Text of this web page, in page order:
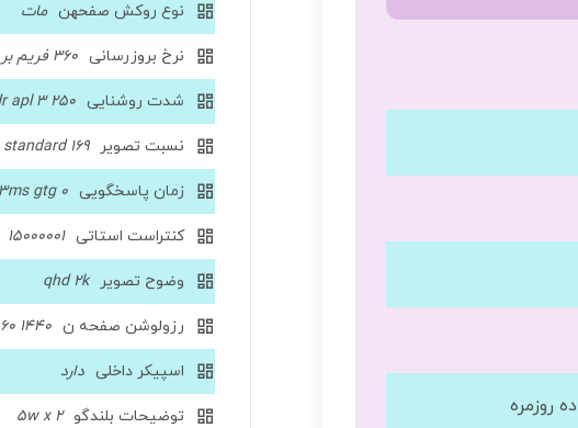
روزمره
نوع روکش صفحهن مات
نرخ بروزرسانی 360 فریم بر ثانیه
شدت روشنایی 250 cd m2 typ sdr apl 100 1000 nits typ hdr apl 3
نسبت تصویر 169 standard
زمان پاسخگویی 0 03ms gtg میلیثانیه
کنتراست استاتی 15000001
وضوح تصویر qhd 2k
رزولوشن صفحه ن 1440 x 2560 پیکسل
اسپیکر داخلی دارد
توضیحات بلندگو 5w x 2